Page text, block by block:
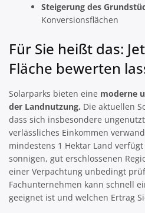
Steigerung des
Konversionsflächen
Für Sie heißt das:
Fläche bewerten
Solarparks bieten eine moderne
der Landnutzung. Die aktuellen
dass sich insbesondere
verlässliches Einkommen
mindestens 1 Hektar Land
sonnigen, gut erschlossenen
einer Verpachtung unbedingt
Fachunternehmen kann schnell
geeignet ist und welchen Ertrag